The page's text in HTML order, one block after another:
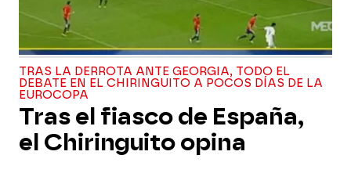
TRAS LA DERROTA ANTE GEORGIA, TODO EL
DEBATE EN EL CHIRINGUITO A POCOS DÍAS DE LA
EUROCOPA
Tras el fiasco de España,
el Chiringuito opina